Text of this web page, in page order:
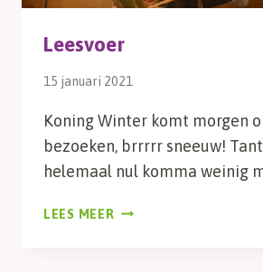
Leesvoer
15 januari 2021
Koning Winter komt morgen
bezoeken, brrrrr sneeuw!
helemaal nul komma weinig
LEES MEER LEESVOER